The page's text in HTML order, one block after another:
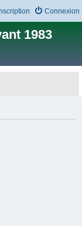
Connexion
1983